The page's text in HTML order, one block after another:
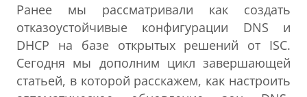
Ранее мы рассматривали как создать
отказоустойчивые конфигурации DNS и
DHCP на базе открытых решений от ISC.
Сегодня мы дополним цикл завершающей
статьей, в которой расскажем, как настроить